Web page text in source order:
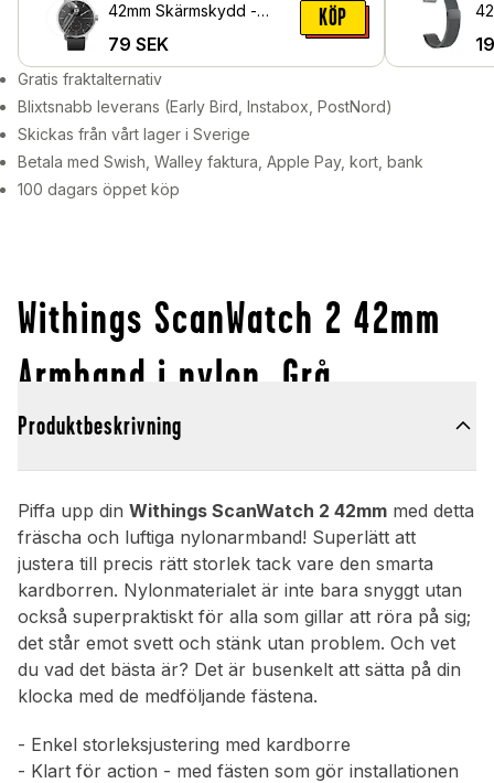
42mm Skärmskydd -
79 SEK
KÖP
Gratis fraktalternativ
Blixtsnabb leverans (Early Bird, Instabox, PostNord)
Skickas från vårt lager i Sverige
Betala med Swish, Walley faktura, Apple Pay, kort, bank
100 dagars öppet köp
Withings ScanWatch 2 42mm
Armband i nylon, Grå
Produktbeskrivning
Piffa upp din Withings ScanWatch 2 42mm med detta
fräscha och luftiga nylonarmband! Superlätt att
justera till precis rätt storlek tack vare den smarta
kardborren. Nylonmaterialet är inte bara snyggt utan
också superpraktiskt för alla som gillar att röra på sig;
det står emot svett och stänk utan problem. Och vet
du vad det bästa är? Det är busenkelt att sätta på din
klocka med de medföljande fästena.
- Enkel storleksjustering med kardborre
- Klart för action - med fästen som gör installationen